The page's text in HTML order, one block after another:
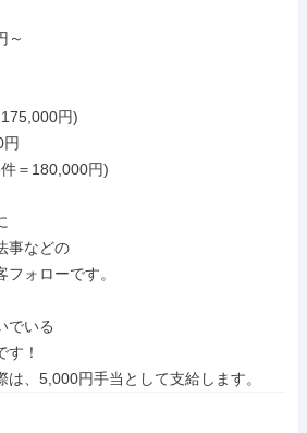
～
円)
＝180,000円)
事などの
ォローです。
でいる
す！
、5,000円手当として支給します。